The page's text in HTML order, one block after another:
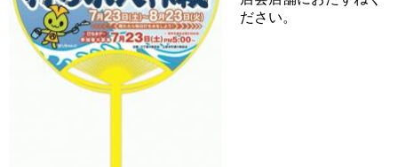
ださい。